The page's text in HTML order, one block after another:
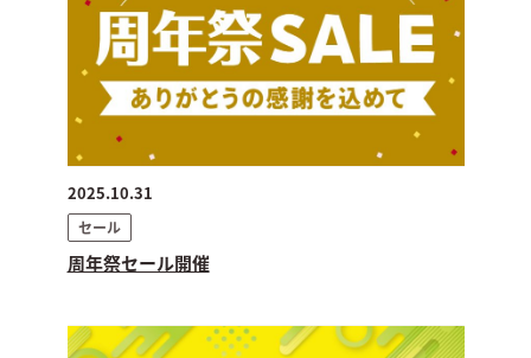
2025.10.31
セール
周年祭セール開催